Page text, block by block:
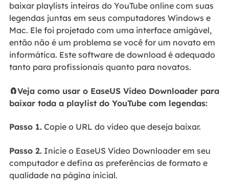
baixar playlists inteiras do YouTube online com suas
legendas juntas em seus computadores Windows e
Mac. Ele foi projetado com uma interface amigável,
então não é um problema se você for um novato em
informática. Este software de download é adequado
tanto para profissionais quanto para novatos.
🧲Veja como usar o EaseUS Video Downloader para
baixar toda a playlist do YouTube com legendas:
Passo 1.Copie o URL do vídeo que deseja baixar.
Passo 2.Inicie o EaseUS Video Downloader em seu
computador e defina as preferências de formato e
qualidade na página inicial.